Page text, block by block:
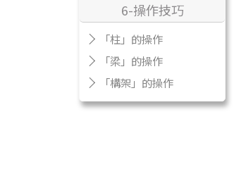
6-操作技巧
「柱」的操作
「梁」的操作
「構架」的操作